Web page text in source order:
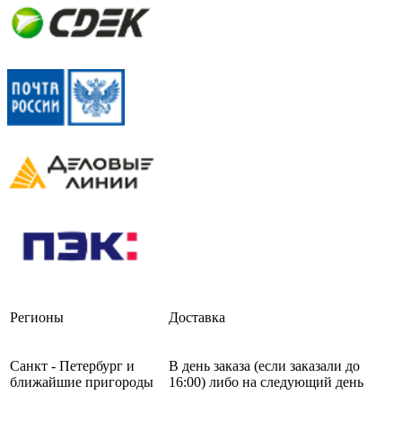
Регионы Доставка
Санкт - Петербург и
ближайшие пригороды
В день заказа (если заказали до
16:00) либо на следующий день